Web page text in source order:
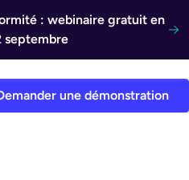
: webinaire gratuit en
septembre
une démonstration